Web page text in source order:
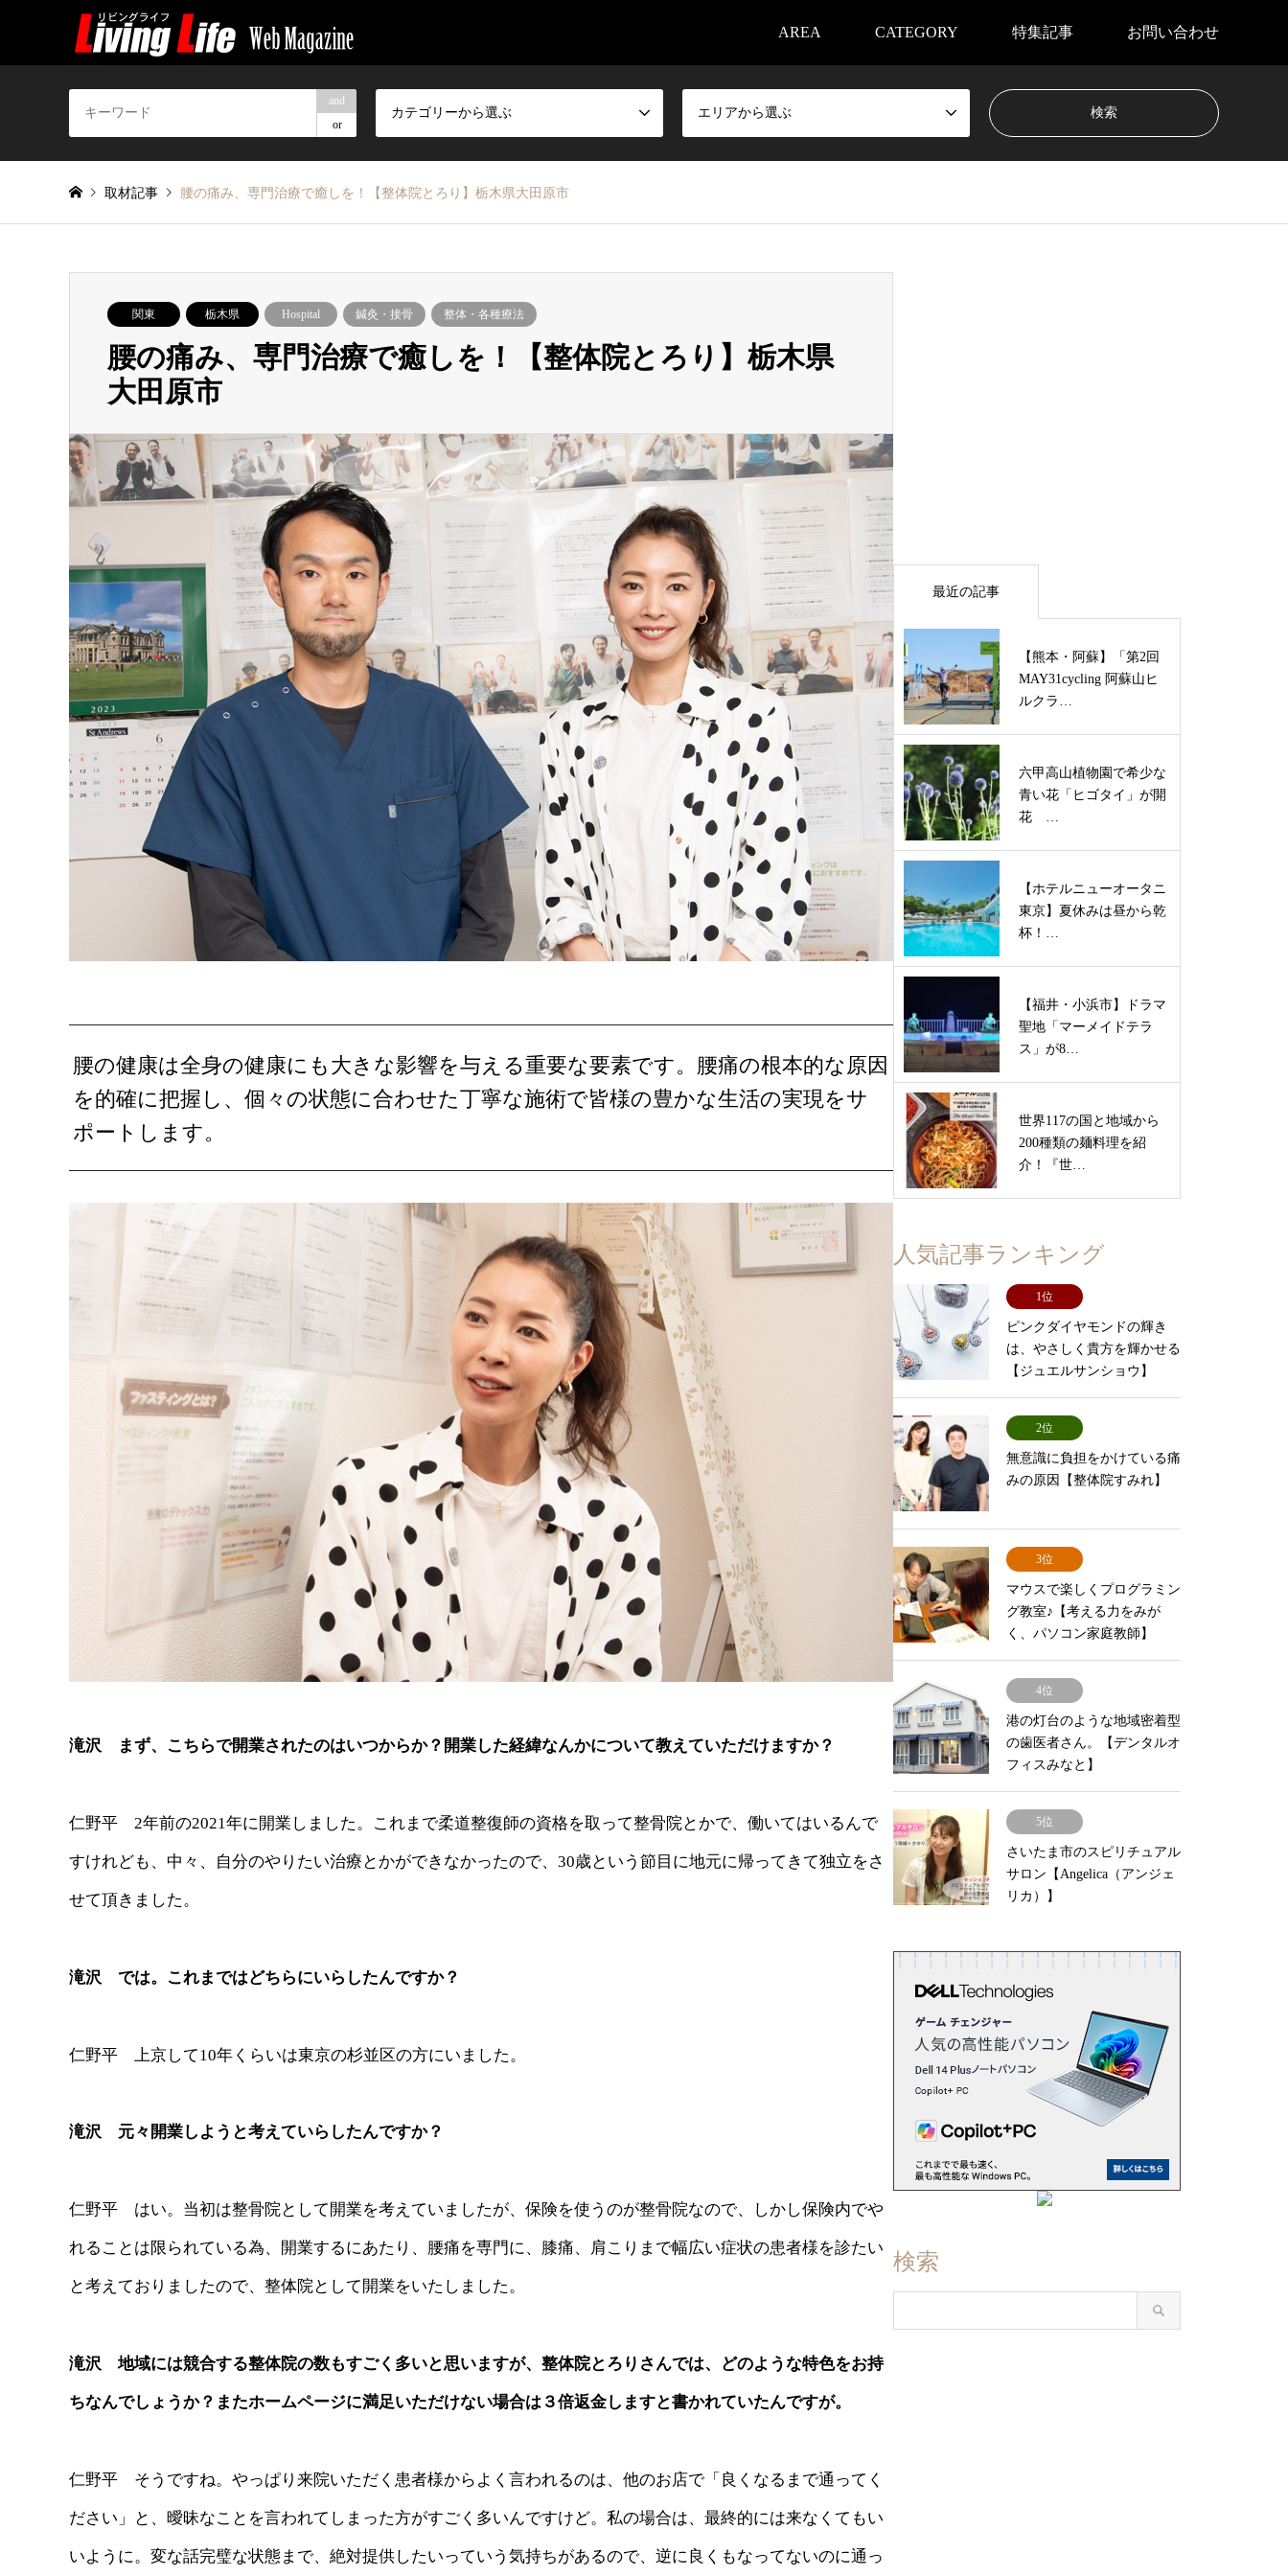
AREA CATEGORY 特集記事 お問い合わせ
and
or
カテゴリーから選ぶ エリアから選ぶ
取材記事 腰の痛み、専門治療で癒しを！【整体院とろり】栃木県大田原市
関東 栃木県 Hospital 鍼灸・接骨 整体・各種療法
腰の痛み、専門治療で癒しを！【整体院とろり】栃木県
大田原市
腰の健康は全身の健康にも大きな影響を与える重要な要素です。腰痛の根本的な原因
を的確に把握し、個々の状態に合わせた丁寧な施術で皆様の豊かな生活の実現をサ
ポートします。
滝沢 まず、こちらで開業されたのはいつからか？開業した経緯なんかについて教えていただけますか？
仁野平 2年前の2021年に開業しました。これまで柔道整復師の資格を取って整骨院とかで、働いてはいるんで
すけれども、中々、自分のやりたい治療とかができなかったので、30歳という節目に地元に帰ってきて独立をさ
せて頂きました。
滝沢 では。これまではどちらにいらしたんですか？
仁野平 上京して10年くらいは東京の杉並区の方にいました。
滝沢 元々開業しようと考えていらしたんですか？
仁野平 はい。当初は整骨院として開業を考えていましたが、保険を使うのが整骨院なので、しかし保険内でや
れることは限られている為、開業するにあたり、腰痛を専門に、膝痛、肩こりまで幅広い症状の患者様を診たい
と考えておりましたので、整体院として開業をいたしました。
滝沢 地域には競合する整体院の数もすごく多いと思いますが、整体院とろりさんでは、どのような特色をお持
ちなんでしょうか？またホームページに満足いただけない場合は３倍返金しますと書かれていたんですが。
仁野平 そうですね。やっぱり来院いただく患者様からよく言われるのは、他のお店で「良くなるまで通ってく
ださい」と、曖昧なことを言われてしまった方がすごく多いんですけど。私の場合は、最終的には来なくてもい
いように。変な話完璧な状態まで、絶対提供したいっていう気持ちがあるので、逆に良くもなってないのに通っ
最近の記事
【熊本・阿蘇】「第2回
MAY31cycling 阿蘇山ヒ
ルクラ…
六甲高山植物園で希少な
青い花「ヒゴタイ」が開
花 …
【ホテルニューオータニ
東京】夏休みは昼から乾
杯！…
【福井・小浜市】ドラマ
聖地「マーメイドテラ
ス」が8…
世界117の国と地域から
200種類の麺料理を紹
介！『世…
人気記事ランキング
1位
ピンクダイヤモンドの輝き
は、やさしく貴方を輝かせる
【ジュエルサンショウ】
2位
無意識に負担をかけている痛
みの原因【整体院すみれ】
3位
マウスで楽しくプログラミン
グ教室♪【考える力をみが
く、パソコン家庭教師】
4位
港の灯台のような地域密着型
の歯医者さん。【デンタルオ
フィスみなと】
5位
さいたま市のスピリチュアル
サロン【Angelica（アンジェ
リカ）】
検索